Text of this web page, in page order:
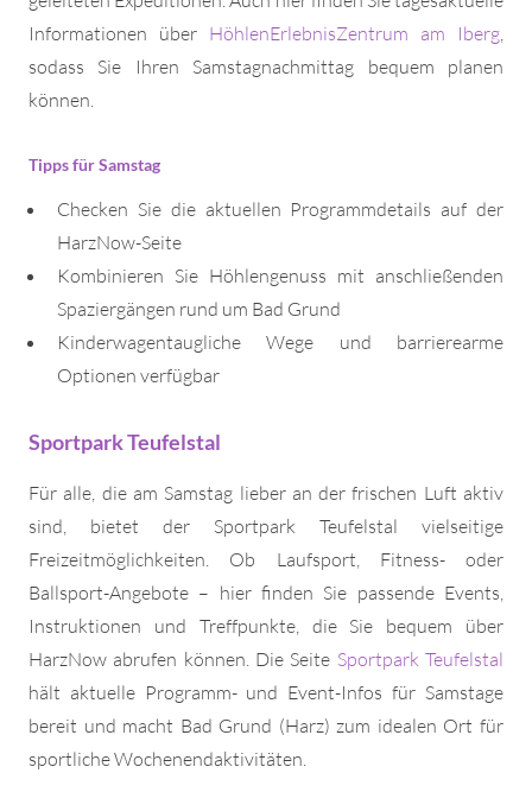
Informationen über HöhlenErlebnisZentrum am Iberg
sodass Sie Ihren Samstagnachmittag bequem planen
können.
Tipps für Samstag
Checken Sie die aktuellen Programmdetails auf der
HarzNow-Seite
Kombinieren Sie Höhlengenuss mit anschließenden
Spaziergängen rund um Bad Grund
Kinderwagentaugliche Wege und barrierearme
Optionen verfügbar
Sportpark Teufelstal
Für alle, die am Samstag lieber an der frischen Luft aktiv
sind, bietet der Sportpark Teufelstal vielseitige
Freizeitmöglichkeiten. Ob Laufsport, Fitness- oder
Ballsport-Angebote – hier finden Sie passende Events,
Instruktionen und Treffpunkte, die Sie bequem über
HarzNow abrufen können. Die Seite Sportpark Teufelstal
hält aktuelle Programm- und Event-Infos für Samstage
bereit und macht Bad Grund (Harz) zum idealen Ort für
sportliche Wochenendaktivitäten.